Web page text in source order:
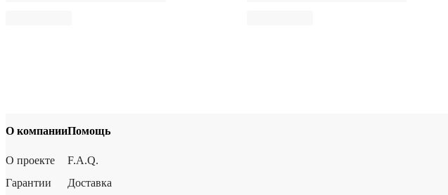
О компании
О проекте
Гарантии
Помощь
F.A.Q.
Доставка